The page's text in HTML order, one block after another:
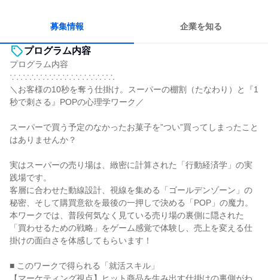
募集情報 企業を知る
プログラム内容
プログラム内容
∵∴∵∴∵∴∵∴∵∴∵∴∵∴∵∴
＼お客様の10秒を奪う仕掛け。スーパーの棚割（たなわり）と『1
秒で刺さる』POPの心理学ワーク／
スーパーで買う予定のなかったお菓子を”つい”買ってしまったこと
はありませんか？
実はスーパーの売り場は、緻密に計算された「行動経済学」の実
践場です。
客層に合わせた動線設計、視線を集める「ゴールデンゾーン」の
秘密、そして購買意欲を最後の一押しで決める「POP」の魔力。
本ワークでは、普段何気なく見ている売り場の裏側に隠された
「買わせるための戦略」をゲーム感覚で体験し、売上を変える仕
掛けの面白さを体感してもらいます！
■ このワークで得られる「就活スキル」